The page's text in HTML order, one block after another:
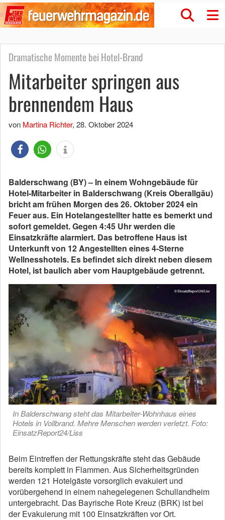
Dramatische Momente bei Hotel-Brand
Mitarbeiter springen aus
brennendem Haus
von Martina Richter, 28. Oktober 2024
Balderschwang (BY) – In einem Wohngebäude für
Hotel-Mitarbeiter in Balderschwang (Kreis Oberallgäu)
bricht am frühen Morgen des 26. Oktober 2024 ein
Feuer aus. Ein Hotelangestellter hatte es bemerkt und
sofort gemeldet. Gegen 4:45 Uhr werden die
Einsatzkräfte alarmiert. Das betroffene Haus ist
Unterkunft von 12 Angestellten eines 4-Sterne
Wellnesshotels. Es befindet sich direkt neben diesem
Hotel, ist baulich aber vom Hauptgebäude getrennt.
In Balderschwang steht das Mitarbeiter-Wohnhaus eines
Hotels in Vollbrand. Mehre Menschen werden verletzt. Foto:
EinsatzReport24/Liss
Beim Eintreffen der Rettungskräfte steht das Gebäude
bereits komplett in Flammen. Aus Sicherheitsgründen
werden 121 Hotelgäste vorsorglich evakuiert und
vorübergehend in einem nahegelegenen Schullandheim
untergebracht. Das Bayrische Rote Kreuz (BRK) ist bei
der Evakuierung mit 100 Einsatzkräften vor Ort.